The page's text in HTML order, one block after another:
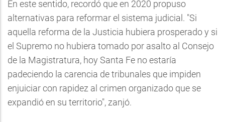
En este sentido, recordó que en 2020 propuso
alternativas para reformar el sistema judicial. "Si
aquella reforma de la Justicia hubiera prosperado y si
el Supremo no hubiera tomado por asalto al Consejo
de la Magistratura, hoy Santa Fe no estaría
padeciendo la carencia de tribunales que impiden
enjuiciar con rapidez al crimen organizado que se
expandió en su territorio", zanjó.